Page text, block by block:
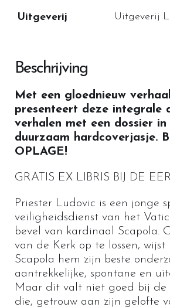
Uitgeverij Uitgeverij
Beschrijving
Met een gloednieuw
presenteert deze integrale
verhalen met een dossier in
duurzaam hardcoverjasje.
OPLAGE!
GRATIS EX LIBRIS BIJ DE
Priester Ludovic is een jonge
veiligheidsdienst van het
bevel van kardinaal Scapola.
van de Kerk op te lossen, wijst
Scapola hem zijn beste
aantrekkelijke, spontane en
Maar dit valt niet goed bij de
die, getrouw aan zijn gelofte